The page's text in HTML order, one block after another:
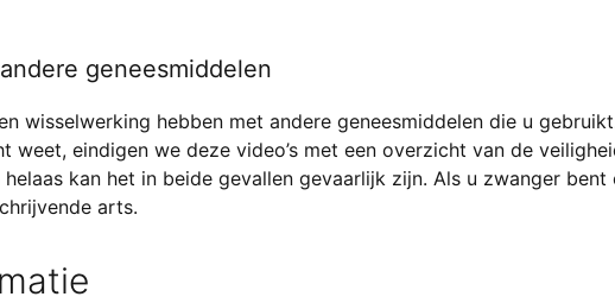
geneesmiddelen
wisselwerking hebben met andere geneesmiddelen die u
weet, eindigen we deze video’s met een overzicht van de
kan het in beide gevallen gevaarlijk zijn. Als u zwanger
arts.